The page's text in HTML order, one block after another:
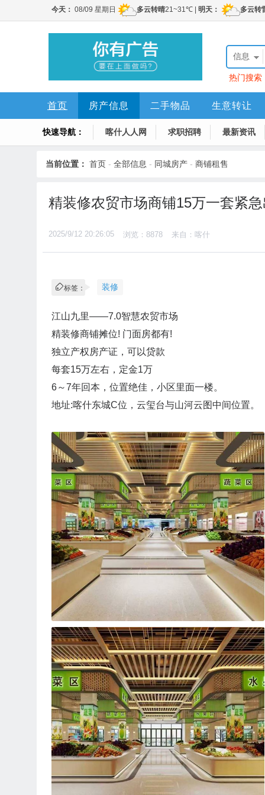
信息
热门搜索
首页 房产信息 二手物品 生意转让
求职信息 电脑办公 喀什网
快速导航： 喀什人人网 求职招聘 最新资讯
当前位置： 首页 - 全部信息 - 同城房产 - 商铺租售
精装修农贸市场商铺15万一套紧
2025/9/12 20:26:05 浏览：8878 来自：喀什
标签： 装修
江山九里——7.0智慧农贸市场
精装修商铺摊位! 门面房都有!
独立产权房产证，可以贷款
每套15万左右，定金1万
6～7年回本，位置绝佳，小区里面一楼。
地址:喀什东城C位，云玺台与山河云图中间位置。